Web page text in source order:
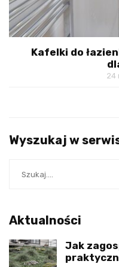
Kafelki do
24
Wyszukaj w
Aktualności
Jak